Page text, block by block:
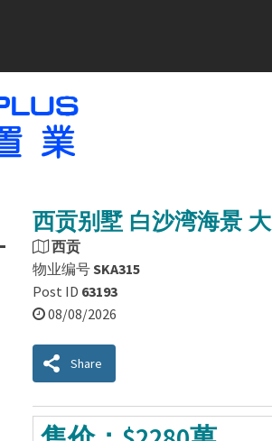
西贡别墅 白沙湾海景
西贡
物业编号SKA315
Post ID 63193
08/08/2026
Share